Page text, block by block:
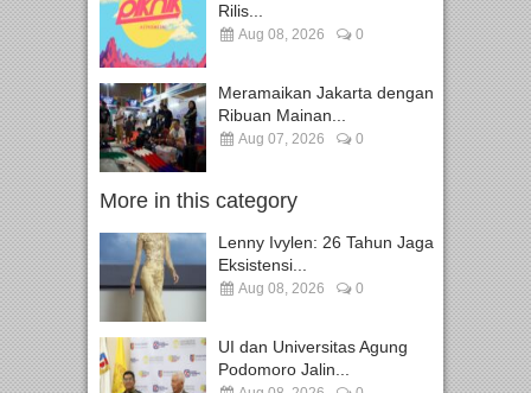
Rilis...
Aug 08, 2026 0
Meramaikan Jakarta dengan
Ribuan Mainan...
Aug 07, 2026 0
More in this category
Lenny Ivylen: 26 Tahun Jaga
Eksistensi...
Aug 08, 2026 0
UI dan Universitas Agung
Podomoro Jalin...